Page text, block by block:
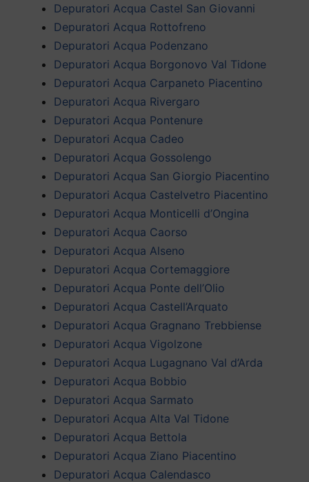
Depuratori Acqua Castel San Giovanni
Depuratori Acqua Rottofreno
Depuratori Acqua Podenzano
Depuratori Acqua Borgonovo Val Tidone
Depuratori Acqua Carpaneto Piacentino
Depuratori Acqua Rivergaro
Depuratori Acqua Pontenure
Depuratori Acqua Cadeo
Depuratori Acqua Gossolengo
Depuratori Acqua San Giorgio Piacentino
Depuratori Acqua Castelvetro Piacentino
Depuratori Acqua Monticelli d’Ongina
Depuratori Acqua Caorso
Depuratori Acqua Alseno
Depuratori Acqua Cortemaggiore
Depuratori Acqua Ponte dell’Olio
Depuratori Acqua Castell’Arquato
Depuratori Acqua Gragnano Trebbiense
Depuratori Acqua Vigolzone
Depuratori Acqua Lugagnano Val d’Arda
Depuratori Acqua Bobbio
Depuratori Acqua Sarmato
Depuratori Acqua Alta Val Tidone
Depuratori Acqua Bettola
Depuratori Acqua Ziano Piacentino
Depuratori Acqua Calendasco